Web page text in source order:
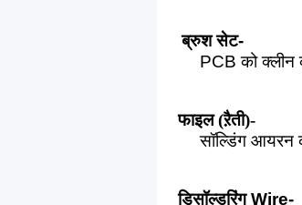
ब्रुश सेट-
PCB को
फाइल (ऱैती)-
सॉल्डिंग आयरन
डिसॉल्डरिंग Wire-